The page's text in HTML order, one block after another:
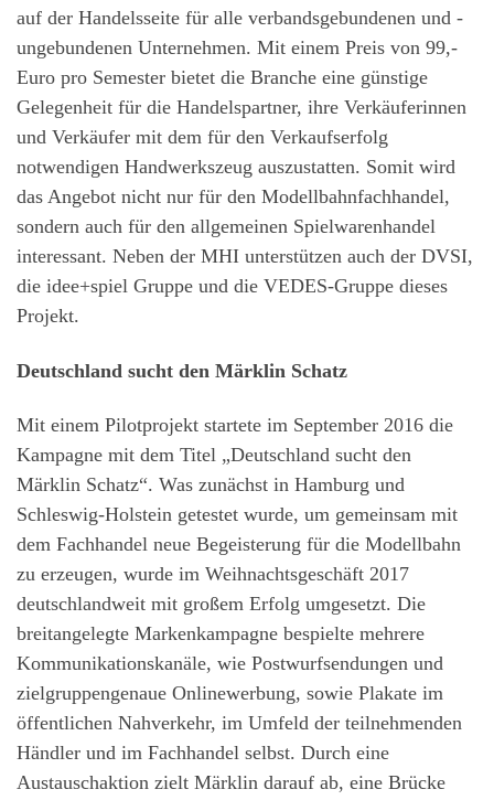
auf der Handelsseite für alle verbandsgebundenen und -
ungebundenen Unternehmen. Mit einem Preis von 99,-
Euro pro Semester bietet die Branche eine günstige
Gelegenheit für die Handelspartner, ihre Verkäuferinnen
und Verkäufer mit dem für den Verkaufserfolg
notwendigen Handwerkszeug auszustatten. Somit wird
das Angebot nicht nur für den Modellbahnfachhandel,
sondern auch für den allgemeinen Spielwarenhandel
interessant. Neben der MHI unterstützen auch der DVSI,
die idee+spiel Gruppe und die VEDES-Gruppe dieses
Projekt.
Deutschland sucht den Märklin Schatz
Mit einem Pilotprojekt startete im September 2016 die
Kampagne mit dem Titel „Deutschland sucht den
Märklin Schatz“. Was zunächst in Hamburg und
Schleswig-Holstein getestet wurde, um gemeinsam mit
dem Fachhandel neue Begeisterung für die Modellbahn
zu erzeugen, wurde im Weihnachtsgeschäft 2017
deutschlandweit mit großem Erfolg umgesetzt. Die
breitangelegte Markenkampagne bespielte mehrere
Kommunikationskanäle, wie Postwurfsendungen und
zielgruppengenaue Onlinewerbung, sowie Plakate im
öffentlichen Nahverkehr, im Umfeld der teilnehmenden
Händler und im Fachhandel selbst. Durch eine
Austauschaktion zielt Märklin darauf ab, eine Brücke